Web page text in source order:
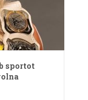
sportot